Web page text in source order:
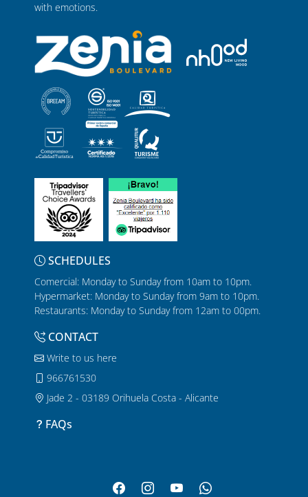
with emotions.
SCHEDULES
Comercial: Monday to Sunday from 10am to 10pm.
Hypermarket: Monday to Sunday from 9am to 10pm.
Restaurants: Monday to Sunday from 12am to 00pm.
CONTACT
Write to us here
966761530
Jade 2 - 03189 Orihuela Costa - Alicante
FAQs